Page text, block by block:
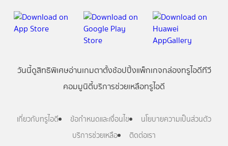
วันนี้ดูสิทธิพิเศษอ่านเกมตาตั้งช้อปปิ้งแพ็กเกจกล่องทรูไอดีทีวี
คอมมูนิตี้บริการช่วยเหลือทรูไอดี
เกี่ยวกับทรูไอดี ข้อกำหนดและเงื่อนไข
นโยบายความเป็นส่วนตัว
บริการช่วยเหลือ
ติดต่อเรา